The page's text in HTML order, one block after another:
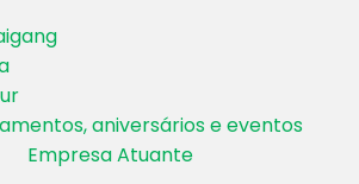
aniversários e eventos
Empresa Atuante